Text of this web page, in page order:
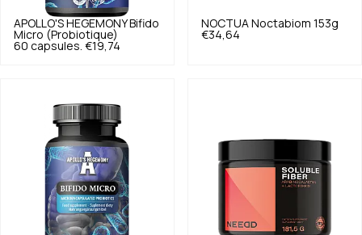
APOLLO'S HEGEMONY Bifido
Micro (Probiotique)
60 capsules. €19,74
NOCTUA Noctabiom 153g
€34,64